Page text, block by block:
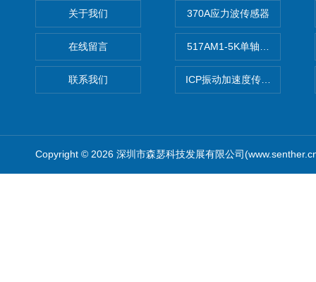
关于我们
在线留言
联系我们
370A应力波传感器
517AM1-5K单轴冲击IEPE加
ICP振动加速度传感器
Copyright © 2026 深圳市森瑟科技发展有限公司